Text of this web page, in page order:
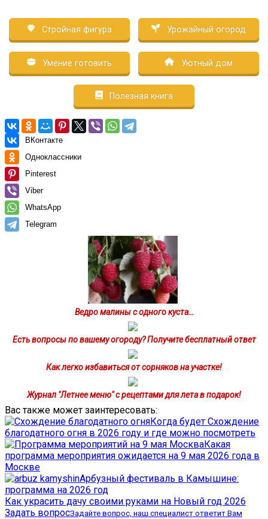
Стройная фигура Урожайный огород
Умение готовить Уютный дом
Полезная книга
ВКонтакте
Одноклассники
Pinterest
Viber
WhatsApp
Telegram
Ведро малины с одного куста…
Есть вопросы по вашему огороду? Получите бесплатный ответ
Как легко избавиться от сорняков на участке!
Журнал "Летнее меню" с рецептами для лета в подарок!
Вас также может заинтересовать:
Когда будет Схождение
благодатного огня в 2026 году и где можно посмотреть
Какая
программа мероприятия ожидается на 9 мая 2026 года в
Москве
Арбузный фестиваль в Камышине:
программа на 2026 год
Как украсить дачу своими руками на Новый год 2026
Задать вопросЗадайте вопрос, наш специалист ответит Вам